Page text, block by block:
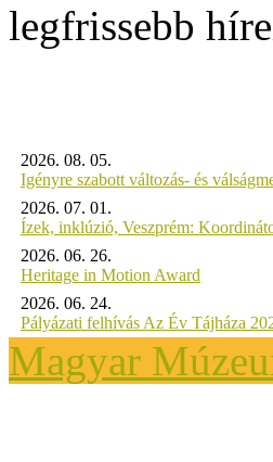
legfrissebb
2026. 08. 05.
Igényre szabott változás- és
2026. 07. 01.
Ízek, inklúzió, Veszprém:
2026. 06. 26.
Heritage in Motion Award
2026. 06. 24.
Pályázati felhívás Az Év Tájháza
Magyar